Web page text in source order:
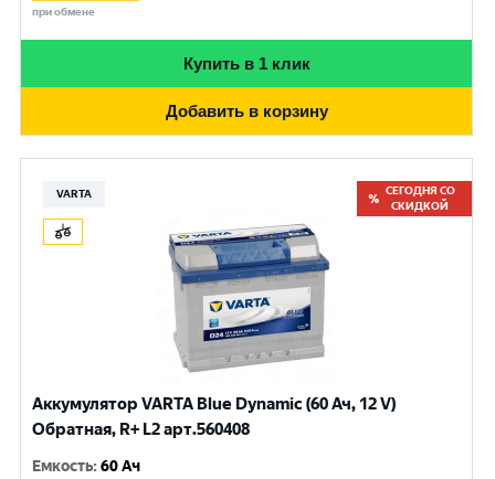
при обмене
Купить в 1 клик
Добавить в корзину
VARTA
СЕГОДНЯ СО
СКИДКОЙ
Аккумулятор VARTA Blue Dynamic (60 Ач, 12 V)
Обратная, R+ L2 арт.560408
Емкость:60 Ач